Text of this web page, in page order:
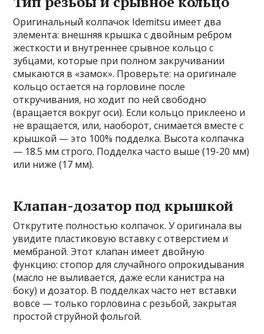
Оригинальный колпачок Idemitsu имеет два
элемента: внешняя крышка с двойным ребром
жесткости и внутреннее срывное кольцо с
зубцами, которые при полном закручивании
смыкаются в «замок». Проверьте: на оригинале
кольцо остается на горловине после
откручивания, но ходит по ней свободно
(вращается вокруг оси). Если кольцо приклеено и
не вращается, или, наоборот, снимается вместе с
крышкой — это 100% подделка. Высота колпачка
— 18.5 мм строго. Подделка часто выше (19-20 мм)
или ниже (17 мм).
Клапан-дозатор под крышкой
Открутите полностью колпачок. У оригинала вы
увидите пластиковую вставку с отверстием и
мембраной. Этот клапан имеет двойную
функцию: стопор для случайного опрокидывания
(масло не выливается, даже если канистра на
боку) и дозатор. В подделках часто нет вставки
вовсе — только горловина с резьбой, закрытая
простой струйной фольгой.